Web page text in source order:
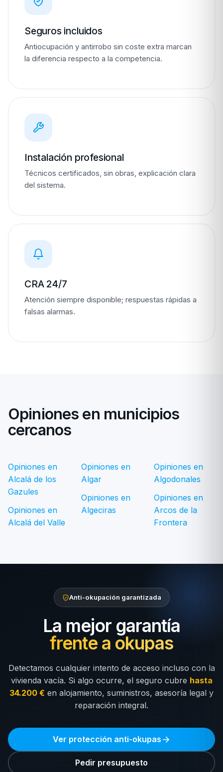
Seguros incluidos
Antiocupación y antirrobo sin coste extra marcan
la diferencia respecto a la competencia.
Instalación profesional
Técnicos certificados, sin obras, explicación clara
del sistema.
CRA 24/7
Atención siempre disponible; respuestas rápidas a
falsas alarmas.
Opiniones en municipios
cercanos
Opiniones en
Alcalá de los
Gazules
Opiniones en
Alcalá del Valle
Opiniones en
Algar
Opiniones en
Algeciras
Opiniones en
Algodonales
Opiniones en
Arcos de la
Frontera
Anti-okupación garantizada
La mejor garantía
frente a okupas
Detectamos cualquier intento de acceso incluso con la
vivienda vacía. Si algo ocurre, el seguro cubre hasta
34.200 € en alojamiento, suministros, asesoría legal y
reparación integral.
Ver protección anti-okupas
Pedir presupuesto